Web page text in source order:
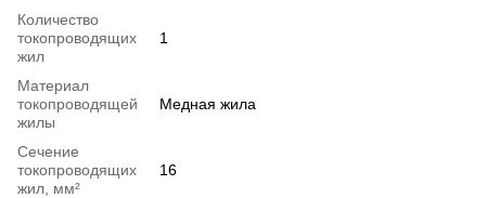
Количество
токопроводящих
жил
1
Материал
токопроводящей
жилы
Медная жила
Сечение
токопроводящих
жил, мм²
16